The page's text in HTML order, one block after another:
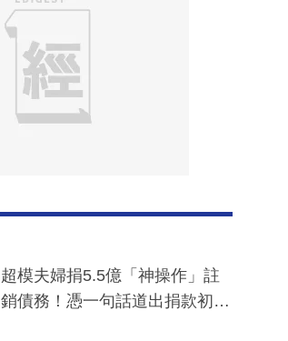
超模夫婦捐5.5億「神操作」註
銷債務！憑一句話道出捐款初